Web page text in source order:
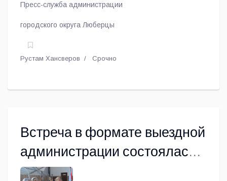
Пресс-служба администрации
городского округа Люберцы
Рустам Хансверов Срочно
Встреча в формате выездной
администрации состоялась
на вертолетостроительном